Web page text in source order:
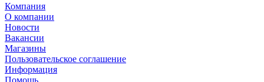
Компания
О компании
Новости
Вакансии
Магазины
Пользовательское соглашение
Информация
Помощь